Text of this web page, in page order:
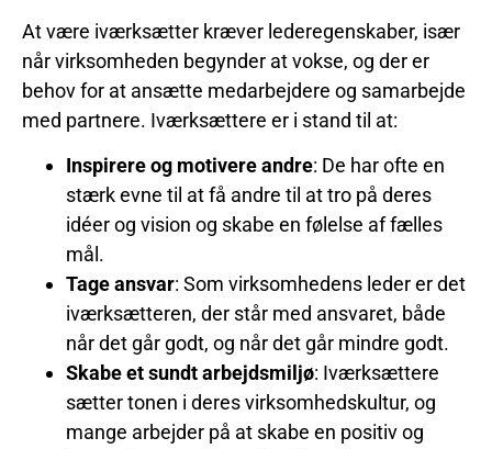
At være iværksætter kræver lederegenskaber, især
når virksomheden begynder at vokse, og der er
behov for at ansætte medarbejdere og samarbejde
med partnere. Iværksættere er i stand til at:
Inspirere og motivere andre: De har ofte en
stærk evne til at få andre til at tro på deres
idéer og vision og skabe en følelse af fælles
mål.
Tage ansvar: Som virksomhedens leder er det
iværksætteren, der står med ansvaret, både
når det går godt, og når det går mindre godt.
Skabe et sundt arbejdsmiljø: Iværksættere
sætter tonen i deres virksomhedskultur, og
mange arbejder på at skabe en positiv og